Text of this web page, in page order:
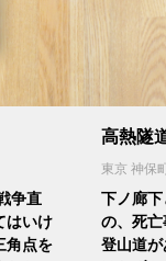
争直
はいけ
角点を
高熱隧
東京 神保
下ノ廊
の、死
登山道